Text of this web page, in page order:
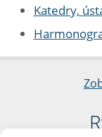
Katedry,